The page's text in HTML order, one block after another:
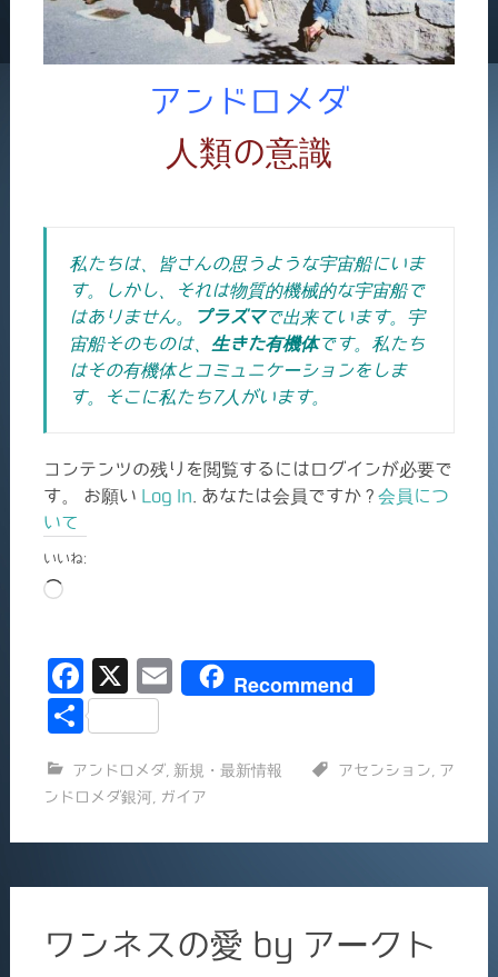
アンドロメダ
人類の意識
私たちは、皆さんの思うような宇宙船にいま
す。しかし、それは物質的機械的な宇宙船で
はありません。
プラズマで出来ています。宇
宙船そのものは、 生きた有機体です。私たち
はその有機体とコミュニケーションをしま
す。そこに私たち7人がいます。
コンテンツの残りを閲覧するにはログインが必要で
す。 お願い Log In . あなたは会員ですか ? 会員につ
いて
いいね:
読
み
中…
F
a
e
o
o
k
X
E
l
Recommend
共
アンドロメダ, 新規・最新情報 アセンション
ア
ンドロメダ銀河, ガイア
ワンネスの愛 by アークト